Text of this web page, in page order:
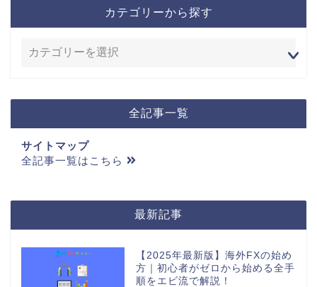
カテゴリーから探す
全記事一覧
サイトマップ
全記事一覧はこちら
最新記事
【2025年最新版】海外FXの始め
方｜初心者がゼロから始める全手
順をエビ流で解説！